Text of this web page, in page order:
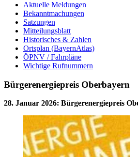
Aktuelle Meldungen
Bekanntmachungen
Satzungen
Mitteilungsblatt
Historisches & Zahlen
Ortsplan (BayernAtlas)
ÖPNV / Fahrpläne
Wichtige Rufnummern
Bürgerenergiepreis Oberbayern
28. Januar 2026: Bürgerenergiepreis